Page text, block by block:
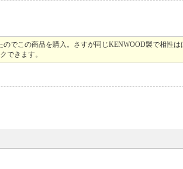
でこの商品を購入。さすが同じKENWOOD製で相性は
できます。